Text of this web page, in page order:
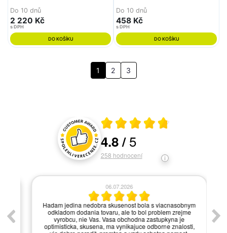
Do 10 dnů
2 220 Kč
s DPH
DO KOŠÍKU
Do 10 dnů
458 Kč
s DPH
DO KOŠÍKU
1 2 3
Hodnocení a recenze zákazníků
Průměrné hodnocení 4.8 z 5
4.8/5
258 hodnocení
06.07.2026
Hadam jedina nedobra skusenost bola s viacnasobnym
odkladom dodania tovaru, ale to bol problem zrejme
vyrobcu, nie Vas. Vasa obchodna zastupkyna je
optimisticka, skusena, ma vynikajuce odborne znalosti,